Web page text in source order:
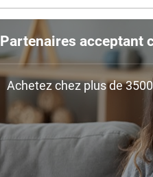
Partenaires acceptant
Achetez chez plus de